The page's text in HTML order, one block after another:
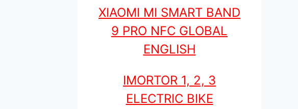
XIAOMI MI SMART BAND
9 PRO NFC GLOBAL
ENGLISH
IMORTOR 1, 2, 3
ELECTRIC BIKE